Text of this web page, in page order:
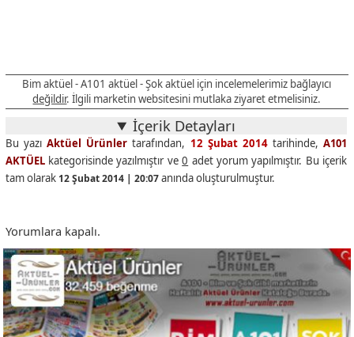
Bim aktüel - A101 aktüel - Şok aktüel için incelemelerimiz bağlayıcı
değildir. İlgili marketin websitesini mutlaka ziyaret etmelisiniz.
İçerik Detayları
Bu yazıAktüel Ürünler tarafından, 12 Şubat 2014tarihinde,A101
AKTÜELkategorisinde yazılmıştır ve0 adet yorum yapılmıştır. Bu içerik
tam olarak 12 Şubat 2014 | 20:07anında oluşturulmuştur.
Yorumlara kapalı.